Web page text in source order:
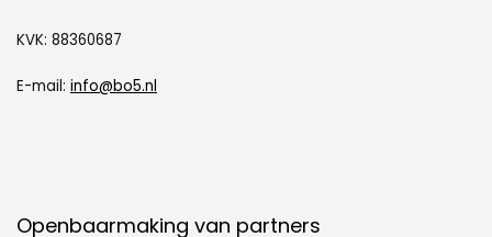
KVK: 88360687
E-mail: info@bo5.nl
Openbaarmaking van partners